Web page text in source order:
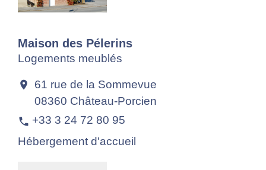
Maison des Pélerins
Logements meublés
location_on
61 rue de la Sommevue
08360 Château-Porcien
phone +33 3 24 72 80 95
Hébergement d'accueil